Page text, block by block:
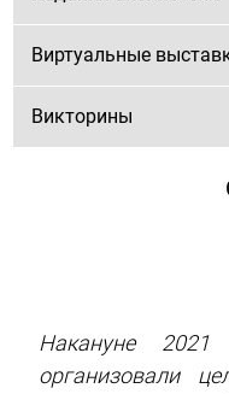
Виртуальные
Викторины
Накануне
организовали